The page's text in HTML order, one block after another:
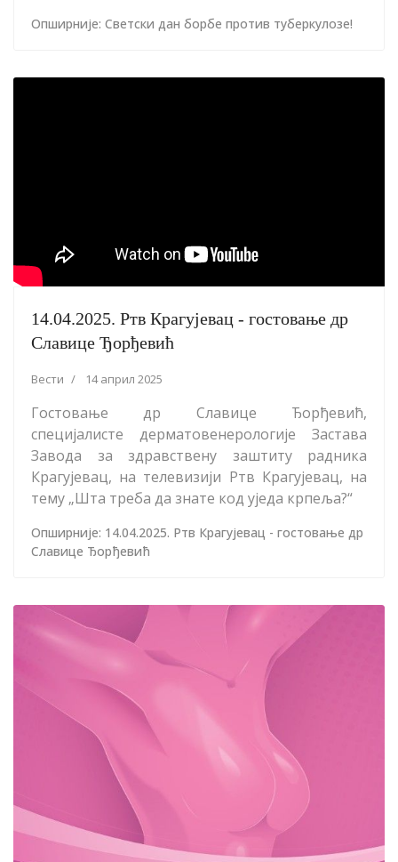
Опширније: Светски дан борбе против туберкулозе!
14.04.2025. Ртв Крагујевац - гостовање др
Славице Ђорђевић
Вести 14 април 2025
Гостовање др Славице Ђорђевић,
специјалисте дерматовенерологије Застава
Завода за здравствену заштиту радника
Крагујевац, на телевизији Ртв Крагујевац, на
тему „Шта треба да знате код уједа крпеља?“
Опширније: 14.04.2025. Ртв Крагујевац - гостовање др
Славице Ђорђевић